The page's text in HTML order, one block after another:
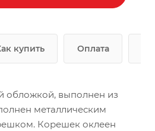
купить Оплата
обложкой, выполнен из
металлическим
Корешек оклеен